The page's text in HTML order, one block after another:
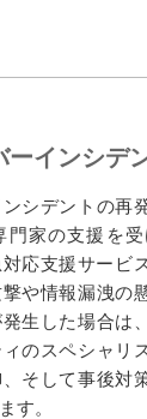
ーインシデ
シデントの再
門家の支援を受
応支援サービ
や情報漏洩の
生した場合は
のスペシャリ
そして事後対
す。